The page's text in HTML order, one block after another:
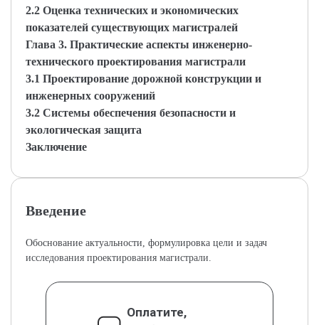
2.2 Оценка технических и экономических
показателей существующих магистралей
Глава 3. Практические аспекты инженерно-
технического проектирования магистрали
3.1 Проектирование дорожной конструкции и
инженерных сооружений
3.2 Системы обеспечения безопасности и
экологическая защитa
Заключение
Введение
Обоснование актуальности, формулировка цели и задач
исследования проектирования магистрали.
Оплатите,